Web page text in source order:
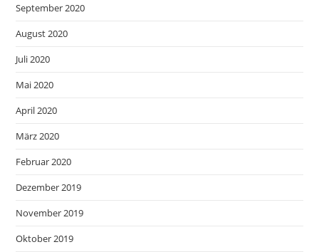
September 2020
August 2020
Juli 2020
Mai 2020
April 2020
März 2020
Februar 2020
Dezember 2019
November 2019
Oktober 2019